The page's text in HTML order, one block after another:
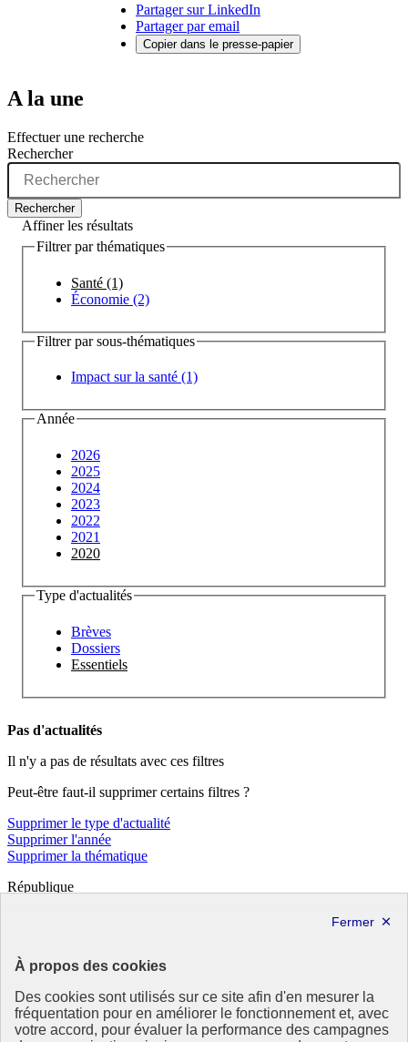
À propos des cookies
Des cookies sont utilisés sur ce site afin d'en mesurer la
fréquentation pour en améliorer le fonctionnement et, avec
votre accord, pour évaluer la performance des campagnes
Partager sur LinkedIn
Partager par email
Copier dans le presse-papier
A la une
Effectuer une recherche
Rechercher
Rechercher
Affiner les résultats
Filtrer par thématiques
Santé (1)
Économie (2)
Filtrer par sous-thématiques
Impact sur la santé (1)
Année
2026
2025
2024
2023
2022
2021
2020
Type d'actualités
Brèves
Dossiers
Essentiels
Pas d'actualités
Il n'y a pas de résultats avec ces filtres
Peut-être faut-il supprimer certains filtres ?
Supprimer le type d'actualité
Supprimer l'année
Supprimer la thématique
République
utiles
info.gouv.fr- ouvre une nouvelle fenêtre
service-public.fr- ouvre une nouvelle fenêtre
legifrance.gouv.fr- ouvre une nouvelle fenêtre